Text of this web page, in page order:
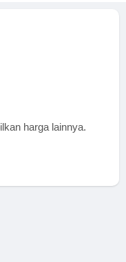
harga lainnya.